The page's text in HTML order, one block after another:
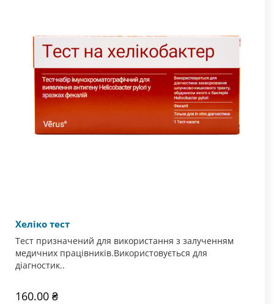
Хеліко тест
Тест призначений для використання з залученням
медичних працівників.Використовується для
діагностик..
160.00 ₴